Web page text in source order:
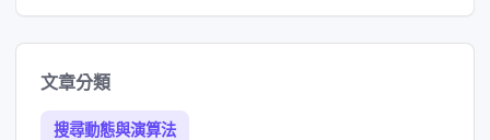
文章分類
搜尋動態與演算法